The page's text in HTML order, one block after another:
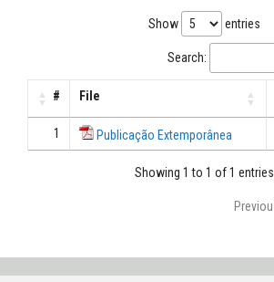
Show entries
Search:
# File
1 Publicação Extemporânea
Showing 1 to 1 of 1 entries